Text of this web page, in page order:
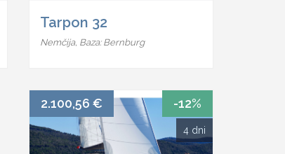
Tarpon 32
Nemčija, Baza: Bernburg
2.100,56 € -12%
4 dni